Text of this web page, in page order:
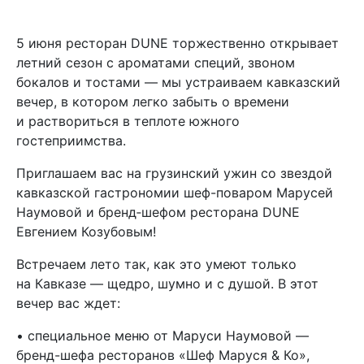
5 июня ресторан DUNE торжественно открывает
летний сезон с ароматами специй, звоном
бокалов и тостами — мы устраиваем кавказский
вечер, в котором легко забыть о времени
и раствориться в теплоте южного
гостеприимства.
Приглашаем вас на грузинский ужин со звездой
кавказской гастрономии шеф-поваром Марусей
Наумовой и бренд‑шефом ресторана DUNE
Евгением Козубовым!
Встречаем лето так, как это умеют только
на Кавказе — щедро, шумно и с душой. В этот
вечер вас ждет:
• специальное меню от Маруси Наумовой —
бренд-шефа ресторанов «Шеф Маруся & Ко»,